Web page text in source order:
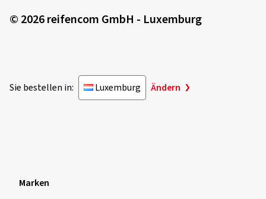
© 2026 reifencom GmbH - Luxemburg
Sie bestellen in: Luxemburg Ändern
Marken